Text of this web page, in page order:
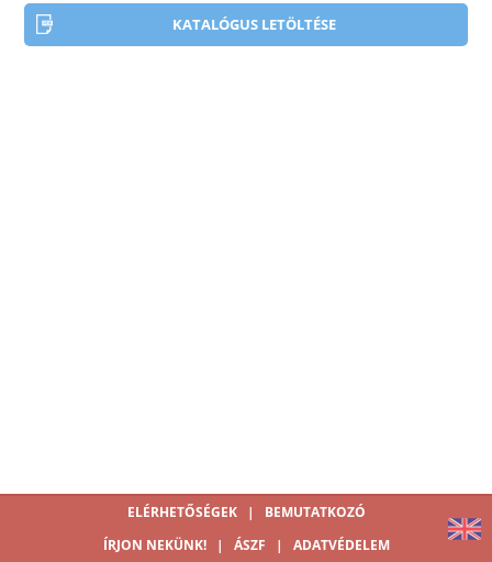
KATALÓGUS LETÖLTÉSE
ELÉRHETŐSÉGEK |
BEMUTATKOZÓ
ÍRJON NEKÜNK!
| ÁSZF | ADATVÉDELEM